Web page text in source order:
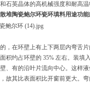
石英晶体的高机械强度和耐高
堆陶瓷鲍尔环瓷环填料用途功
，在环壁上有上下两层内弯舌
积约占环壁的 35% 左右。装填
、有的沿叶片流向中心。这样
故其比表面积比开窗前更大。